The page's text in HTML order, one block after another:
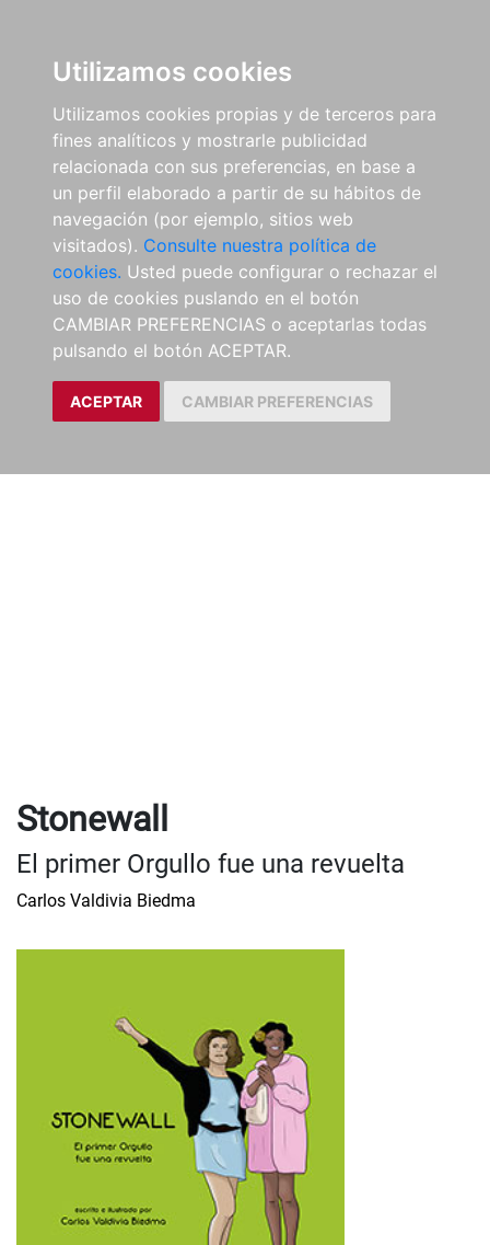
Utilizamos cookies
Utilizamos cookies propias y de terceros para
fines analíticos y mostrarle publicidad
relacionada con sus preferencias, en base a
un perfil elaborado a partir de su hábitos de
navegación (por ejemplo, sitios web
visitados). Consulte nuestra política de
cookies. Usted puede configurar o rechazar el
uso de cookies puslando en el botón
CAMBIAR PREFERENCIAS o aceptarlas todas
pulsando el botón ACEPTAR.
ACEPTAR CAMBIAR PREFERENCIAS
Stonewall
El primer Orgullo fue una revuelta
Carlos Valdivia Biedma